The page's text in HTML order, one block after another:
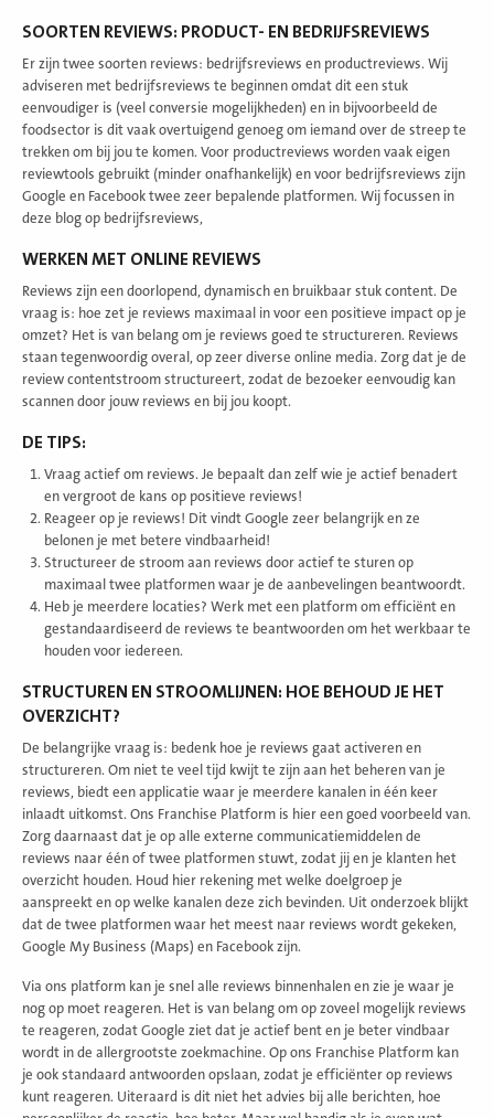
SOORTEN REVIEWS: PRODUCT- EN BEDRIJFSREVIEWS
Er zijn twee soorten reviews: bedrijfsreviews en productreviews. Wij
adviseren met bedrijfsreviews te beginnen omdat dit een stuk
eenvoudiger is (veel conversie mogelijkheden) en in bijvoorbeeld de
foodsector is dit vaak overtuigend genoeg om iemand over de streep te
trekken om bij jou te komen. Voor productreviews worden vaak eigen
reviewtools gebruikt (minder onafhankelijk) en voor bedrijfsreviews zijn
Google en Facebook twee zeer bepalende platformen. Wij focussen in
deze blog op bedrijfsreviews,
WERKEN MET ONLINE REVIEWS
Reviews zijn een doorlopend, dynamisch en bruikbaar stuk content. De
vraag is: hoe zet je reviews maximaal in voor een positieve impact op je
omzet? Het is van belang om je reviews goed te structureren. Reviews
staan tegenwoordig overal, op zeer diverse online media. Zorg dat je de
review contentstroom structureert, zodat de bezoeker eenvoudig kan
scannen door jouw reviews en bij jou koopt.
DE TIPS:
Vraag actief om reviews. Je bepaalt dan zelf wie je actief benadert
en vergroot de kans op positieve reviews!
Reageer op je reviews! Dit vindt Google zeer belangrijk en ze
belonen je met betere vindbaarheid!
Structureer de stroom aan reviews door actief te sturen op
maximaal twee platformen waar je de aanbevelingen beantwoordt.
Heb je meerdere locaties? Werk met een platform om efficiënt en
gestandaardiseerd de reviews te beantwoorden om het werkbaar te
houden voor iedereen.
STRUCTUREN EN STROOMLIJNEN: HOE BEHOUD JE HET
OVERZICHT?
De belangrijke vraag is: bedenk hoe je reviews gaat activeren en
structureren. Om niet te veel tijd kwijt te zijn aan het beheren van je
reviews, biedt een applicatie waar je meerdere kanalen in één keer
inlaadt uitkomst. Ons Franchise Platform is hier een goed voorbeeld van.
Zorg daarnaast dat je op alle externe communicatiemiddelen de
reviews naar één of twee platformen stuwt, zodat jij en je klanten het
overzicht houden. Houd hier rekening met welke doelgroep je
aanspreekt en op welke kanalen deze zich bevinden. Uit onderzoek blijkt
dat de twee platformen waar het meest naar reviews wordt gekeken,
Google My Business (Maps) en Facebook zijn.
Via ons platform kan je snel alle reviews binnenhalen en zie je waar je
nog op moet reageren. Het is van belang om op zoveel mogelijk reviews
te reageren, zodat Google ziet dat je actief bent en je beter vindbaar
wordt in de allergrootste zoekmachine. Op ons Franchise Platform kan
je ook standaard antwoorden opslaan, zodat je efficiënter op reviews
kunt reageren. Uiteraard is dit niet het advies bij alle berichten, hoe